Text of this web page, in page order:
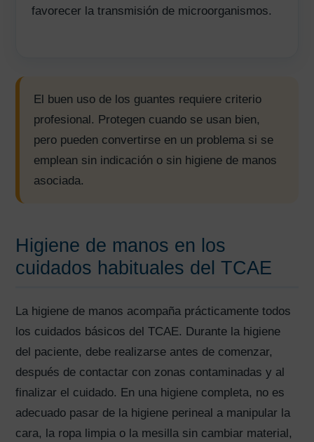
favorecer la transmisión de microorganismos.
El buen uso de los guantes requiere criterio
profesional. Protegen cuando se usan bien,
pero pueden convertirse en un problema si se
emplean sin indicación o sin higiene de manos
asociada.
Higiene de manos en los
cuidados habituales del TCAE
La higiene de manos acompaña prácticamente todos
los cuidados básicos del TCAE. Durante la higiene
del paciente, debe realizarse antes de comenzar,
después de contactar con zonas contaminadas y al
finalizar el cuidado. En una higiene completa, no es
adecuado pasar de la higiene perineal a manipular la
cara, la ropa limpia o la mesilla sin cambiar material,